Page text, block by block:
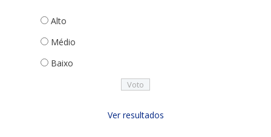
Alto
Médio
Baixo
Ver resultados